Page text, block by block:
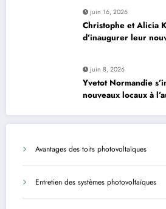
juin 16, 2026
Christophe et Alicia
d’inaugurer leur
juin 8, 2026
Yvetot Normandie
nouveaux locaux à
Avantages des toits photovoltaïques
Entretien des systèmes photovoltaïques